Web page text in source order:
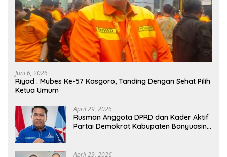
Juni 6, 2026
Riyad : Mubes Ke-57 Kasgoro, Tanding Dengan Sehat Pilih
Ketua Umum
April 29, 2026
Rusman Anggota DPRD dan Kader Aktif
Partai Demokrat Kabupaten Banyuasin
April 29, 2026